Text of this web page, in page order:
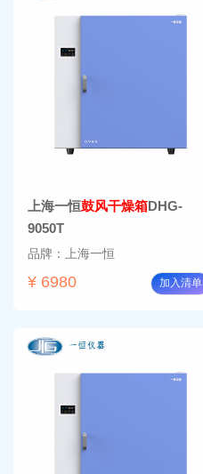
上海一恒鼓风干燥箱DHG-
9050T
品牌：上海一恒
¥ 6980 加入清单